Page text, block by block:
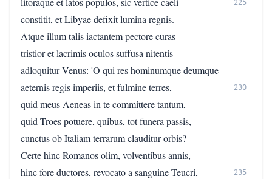
225
constitit, et Libyae defixit lumina regnis.
Atque illum talis iactantem pectore curas
tristior et lacrimis oculos suffusa nitentis
adloquitur Venus: 'O qui res hominumque deumque
aeternis regis imperiis, et fulmine terres,
230
quid meus Aeneas in te committere tantum,
quid Troes potuere, quibus, tot funera passis,
cunctus ob Italiam terrarum clauditur orbis?
Certe hinc Romanos olim, volventibus annis,
hinc fore ductores, revocato a sanguine Teucri,
235